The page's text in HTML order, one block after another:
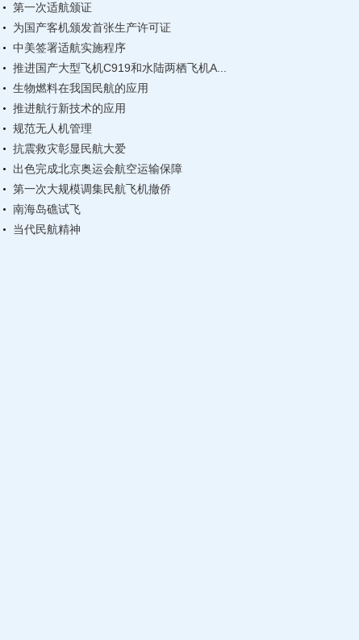
第一次适航颁证
为国产客机颁发首张生产许可证
中美签署适航实施程序
推进国产大型飞机C919和水陆两栖飞机A...
生物燃料在我国民航的应用
推进航行新技术的应用
规范无人机管理
抗震救灾彰显民航大爱
出色完成北京奥运会航空运输保障
第一次大规模调集民航飞机撤侨
南海岛礁试飞
当代民航精神